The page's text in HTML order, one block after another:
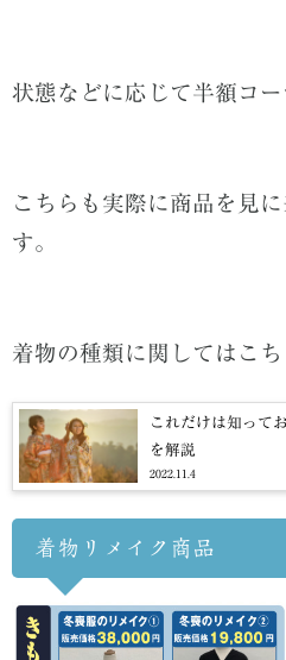
状態などに応じて半額コー
こちらも実際に商品を見
す。
着物の種類に関してはこち
これだけは知って
を解説
2022.11.4
着物リメイク商品